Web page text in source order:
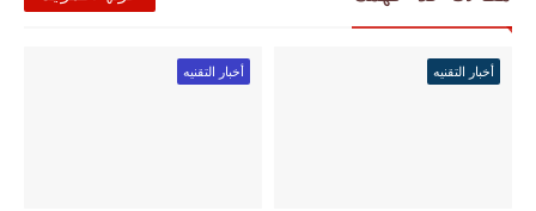
أخبار التقنيه أخبار التقنيه